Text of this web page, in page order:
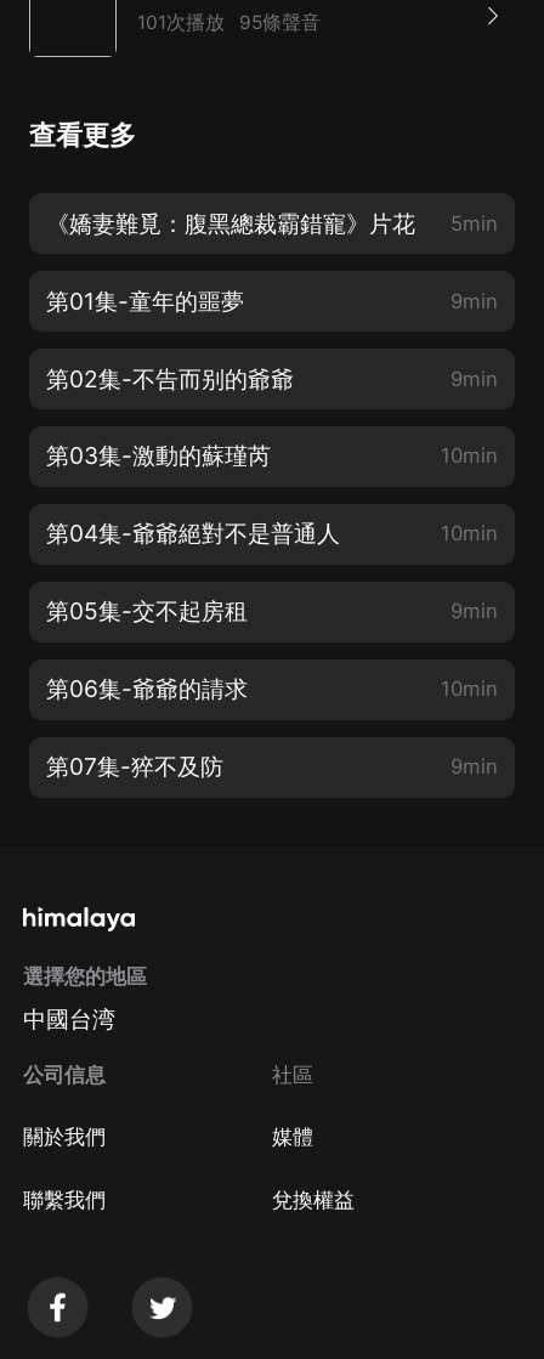
101次播放 95條聲音
查看更多
《嬌妻難覓：腹黑總裁霸錯寵》片花 5min
第01集-童年的噩夢 9min
第02集-不告而别的爺爺 9min
第03集-激動的蘇瑾芮 10min
第04集-爺爺絕對不是普通人 10min
第05集-交不起房租 9min
第06集-爺爺的請求 10min
第07集-猝不及防 9min
選擇您的地區
中國台湾
公司信息
關於我們
聯繫我們
社區
媒體
兌換權益